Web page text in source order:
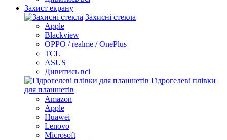
Захист екрану
Захисні стекла
Apple
Blackview
OPPO / realme / OnePlus
TCL
ASUS
Дивитись всі
Гідрогелеві плівки
для планшетів
Amazon
Apple
Huawei
Lenovo
Microsoft